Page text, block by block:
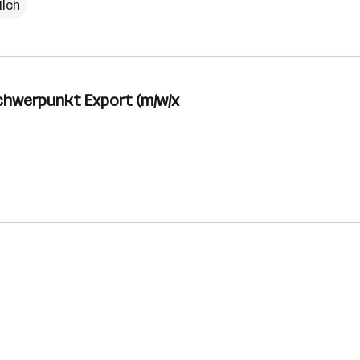
Export (m/w/x